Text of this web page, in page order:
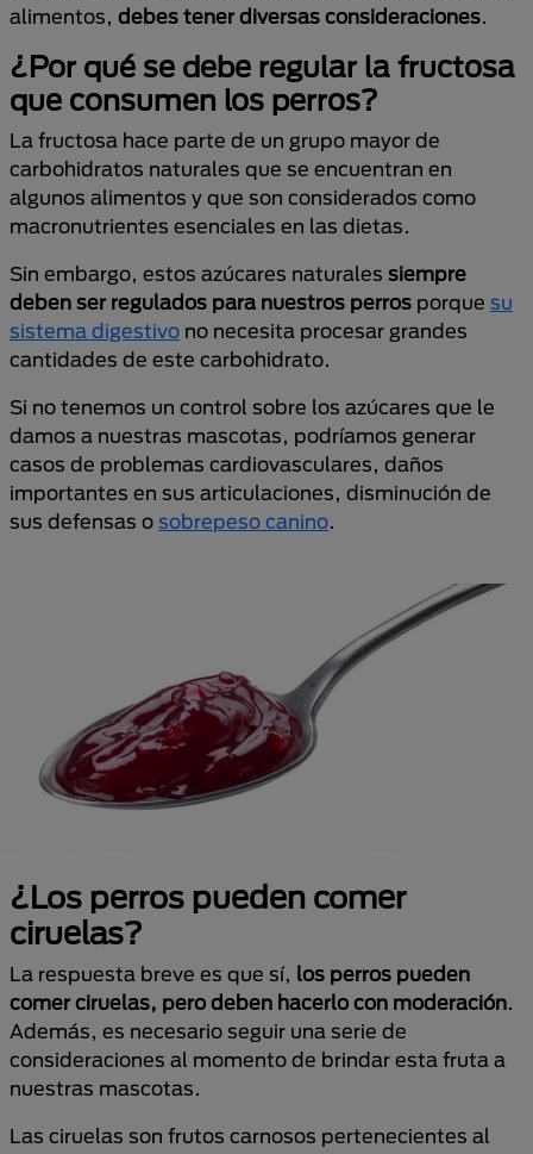
alimentos, debes tener diversas consideraciones.
¿Por qué se debe regular la fructosa
que consumen los perros?
La fructosa hace parte de un grupo mayor de
carbohidratos naturales que se encuentran en
algunos alimentos y que son considerados como
macronutrientes esenciales en las dietas.
Sin embargo, estos azúcares naturales siempre
deben ser regulados para nuestros perros porque su
sistema digestivo no necesita procesar grandes
cantidades de este carbohidrato.
Si no tenemos un control sobre los azúcares que le
damos a nuestras mascotas, podríamos generar
casos de problemas cardiovasculares, daños
importantes en sus articulaciones, disminución de
sus defensas o sobrepeso canino.
¿Los perros pueden comer
ciruelas?
La respuesta breve es que sí, los perros pueden
comer ciruelas, pero deben hacerlo con moderación.
Además, es necesario seguir una serie de
consideraciones al momento de brindar esta fruta a
nuestras mascotas.
Las ciruelas son frutos carnosos pertenecientes al